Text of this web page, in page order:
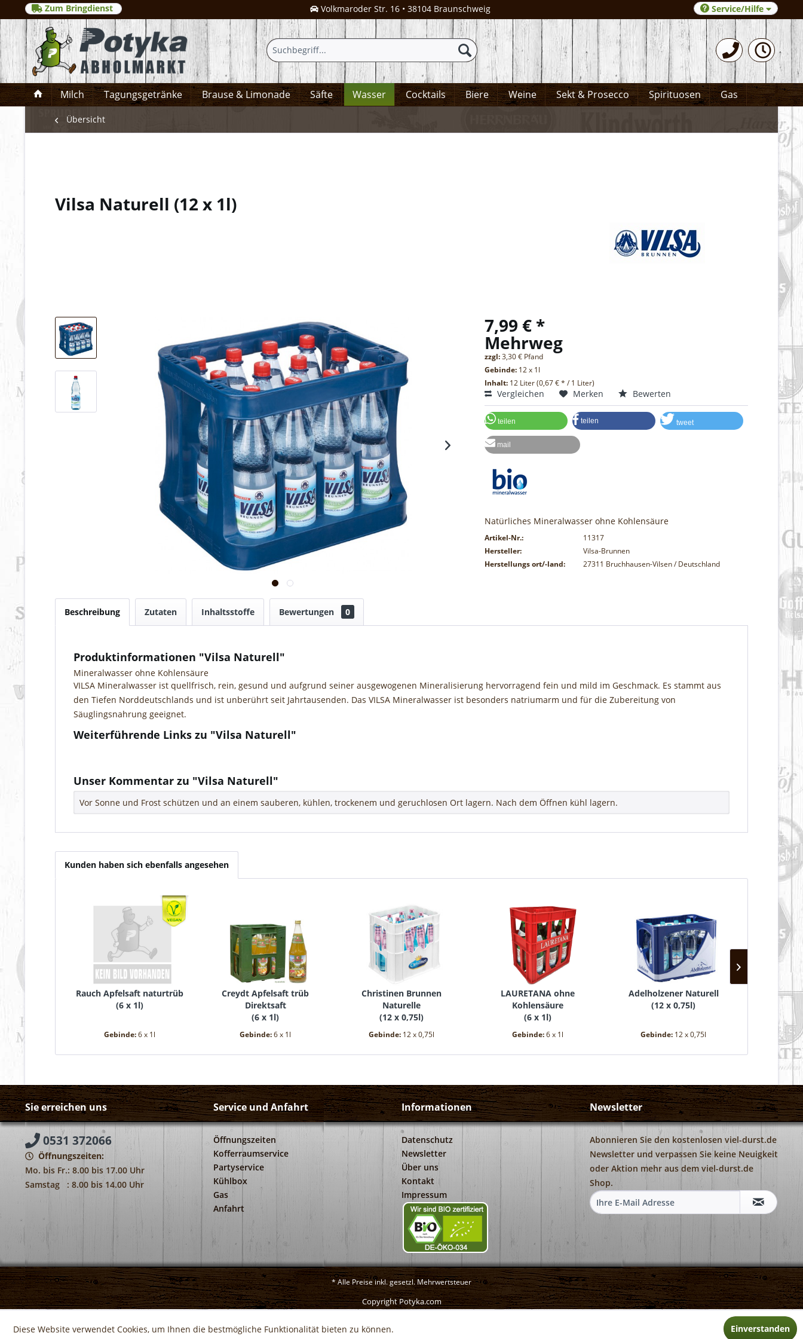
Zum Bringdienst Volkmaroder Str. 16 • 38104 Braunschweig 0531-372066
Service/Hilfe
Milch Tagungsgetränke Brause & Limonade Säfte Wasser Cocktails Biere Weine Sekt & Prosecco Spirituosen Gas
Übersicht
Vilsa Naturell (12 x 1l)
7,99 € *
Mehrweg
zzgl:3,30 € Pfand
Gebinde: 12 x 1l
Inhalt: 12 Liter (0,67 € * / 1 Liter)
Vergleichen Merken Bewerten
teilen teilen tweet
mail
Natürliches Mineralwasser ohne Kohlensäure
Artikel-Nr.:
11317
Hersteller:
Vilsa-Brunnen
Herstellungs ort/-land:
27311 Bruchhausen-Vilsen / Deutschland
Beschreibung Zutaten Inhaltsstoffe Bewertungen 0
Produktinformationen "Vilsa Naturell"
Mineralwasser ohne Kohlensäure
VILSA Mineralwasser ist quellfrisch, rein, gesund und aufgrund seiner ausgewogenen Mineralisierung hervorragend fein und mild im Geschmack. Es stammt aus
den Tiefen Norddeutschlands und ist unberührt seit Jahrtausenden. Das VILSA Mineralwasser ist besonders natriumarm und für die Zubereitung von
Säuglingsnahrung geeignet.
Weiterführende Links zu "Vilsa Naturell"
Unser Kommentar zu "Vilsa Naturell"
Vor Sonne und Frost schützen und an einem sauberen, kühlen, trockenem und geruchlosen Ort lagern. Nach dem Öffnen kühl lagern.
Kunden haben sich ebenfalls angesehen
Rauch Apfelsaft naturtrüb
(6 x 1l)
Gebinde:6 x 1l
Creydt Apfelsaft trüb
Direktsaft
(6 x 1l)
Gebinde:6 x 1l
Christinen Brunnen
Naturelle
(12 x 0,75l)
Gebinde: 12 x 0,75l
LAURETANA ohne
Kohlensäure
(6 x 1l)
Gebinde:6 x 1l
Adelholzener Naturell
(12 x 0,75l)
Gebinde: 12 x 0,75l
Sie erreichen uns
0531 372066
Öffnungszeiten:
Mo. bis Fr.: 8.00 bis 17.00 Uhr
Samstag : 8.00 bis 14.00 Uhr
Service und Anfahrt
Öffnungszeiten
Kofferraumservice
Partyservice
Kühlbox
Gas
Anfahrt
Informationen
Datenschutz
Newsletter
Über uns
Kontakt
Impressum
Newsletter
Abonnieren Sie den kostenlosen viel-durst.de
Newsletter und verpassen Sie keine Neuigkeit
oder Aktion mehr aus dem viel-durst.de
Shop.
* Alle Preise inkl. gesetzl. Mehrwertsteuer
Copyright Potyka.com
Diese Website verwendet Cookies, um Ihnen die bestmögliche Funktionalität bieten zu können. Einverstanden